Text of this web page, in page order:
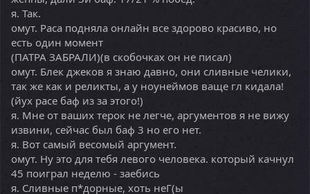
я. Так.
омут. Раса подняла онлайн все здорово красиво, но
есть один момент
(ПАТРА ЗАБРАЛИ)(в скобочках он не писал)
омут. Блек джеков я знаю давно, они сливные челики,
так же как и реликты, а у ноунеймов ваще гл кидала!
(йух расе баф из за этого!)
я. Мне от ваших терок не легче, аргументов я не вижу
извини, сейчас был баф 3 но его нет.
я. Вот самый весомый аргумент.
омут. Ну это для тебя левого человека. который качнул
45 поиграл неделю - заебись
я. Сливные п*дорные, хоть неГ(ы